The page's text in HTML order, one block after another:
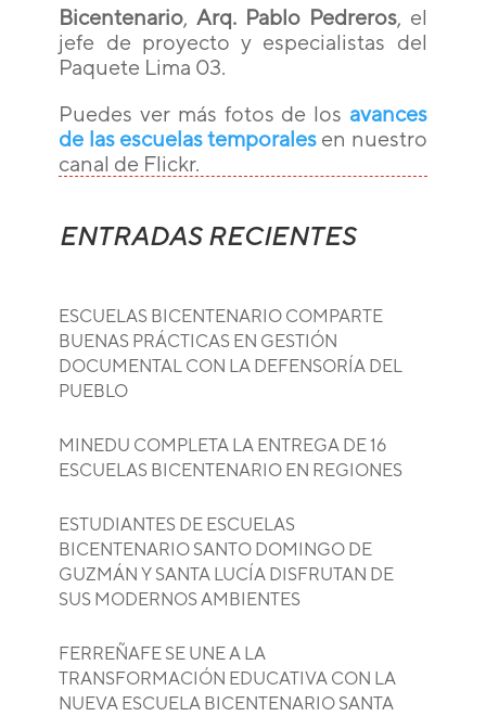
Bicentenario,Arq. Pablo Pedreros, el
jefe de proyecto y especialistas del
Paquete Lima 03.
Puedes ver más fotos de los avances
de las escuelas temporales en nuestro
canal de Flickr.
ENTRADAS RECIENTES
ESCUELAS BICENTENARIO COMPARTE
BUENAS PRÁCTICAS EN GESTIÓN
DOCUMENTAL CON LA DEFENSORÍA DEL
PUEBLO
MINEDU COMPLETA LA ENTREGA DE 16
ESCUELAS BICENTENARIO EN REGIONES
ESTUDIANTES DE ESCUELAS
BICENTENARIO SANTO DOMINGO DE
GUZMÁN Y SANTA LUCÍA DISFRUTAN DE
SUS MODERNOS AMBIENTES
FERREÑAFE SE UNE A LA
TRANSFORMACIÓN EDUCATIVA CON LA
NUEVA ESCUELA BICENTENARIO SANTA